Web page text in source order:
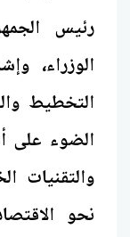
رئيس
الوزراء،
التخطيط
الضوء على
والتقنيات
نحو